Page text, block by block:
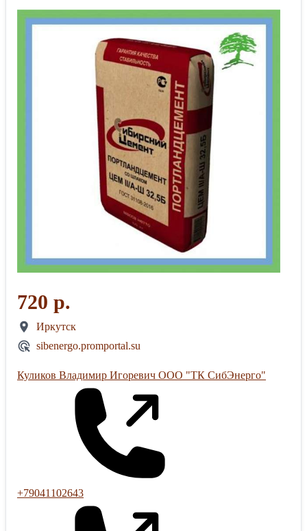
720 р.
Иркутск
sibenergo.promportal.su
Куликов Владимир Игоревич ООО "ТК СибЭнерго"
+79041102643